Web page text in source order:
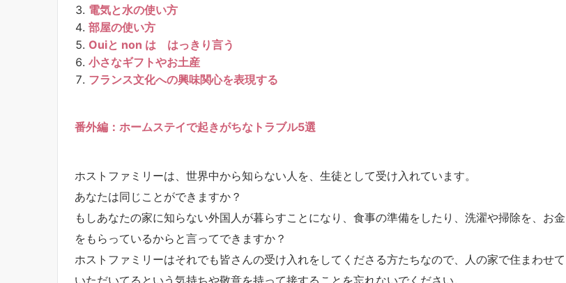
電気と水の使い方
部屋の使い方
Ouiと non は はっきり言う
小さなギフトやお土産
フランス文化への興味関心を表現する
番外編：ホームステイで起きがちなトラブル5選
ホストファミリーは、世界中から知らない人を、生徒として受け入れています。
あなたは同じことができますか？
もしあなたの家に知らない外国人が暮らすことになり、食事の準備をしたり、洗濯や掃除を、お金
をもらっているからと言ってできますか？
ホストファミリーはそれでも皆さんの受け入れをしてくださる方たちなので、人の家で住まわせて
いただいてるという気持ちや敬意を持って接することを忘れないでください。